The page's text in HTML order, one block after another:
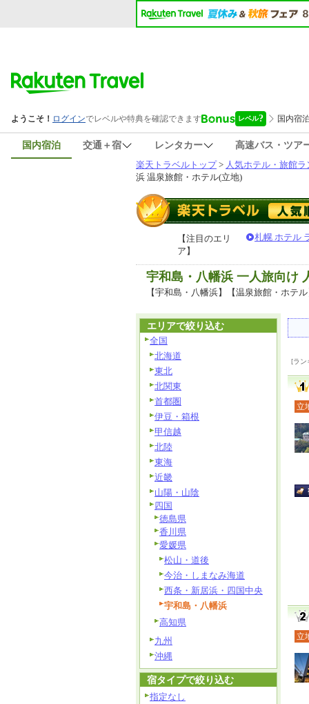
国内宿泊 交通＋宿 レンタカー
高速バス・ツア
楽天トラベルトップ> 人気ホテル・旅館ラ
浜 温泉旅館・ホテル(立地)
【注目のエリ
ア】
札幌 ホテル
宇和島・八幡浜 一人旅向け
【宇和島・八幡浜】【温泉旅館・ホテ
[ラン
立
立
エリアで絞り込む
全国
北海道
東北
北関東
首都圏
伊豆・箱根
甲信越
北陸
東海
近畿
山陽・山陰
四国
徳島県
香川県
愛媛県
松山・道後
今治・しまなみ海道
西条・新居浜・四国中央
宇和島・八幡浜
高知県
九州
沖縄
宿タイプで絞り込む
指定なし